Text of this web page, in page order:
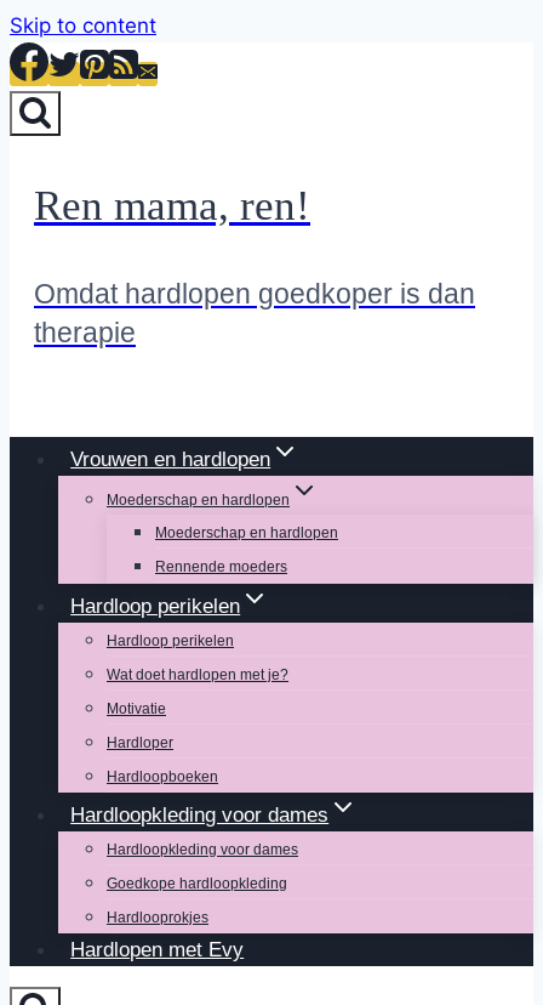
Skip to content
Ren mama, ren!
Omdat hardlopen goedkoper is dan
therapie
Vrouwen en hardlopen
Moederschap en hardlopen
Moederschap en hardlopen
Rennende moeders
Hardloop perikelen
Hardloop perikelen
Wat doet hardlopen met je?
Motivatie
Hardloper
Hardloopboeken
Hardloopkleding voor dames
Hardloopkleding voor dames
Goedkope hardloopkleding
Hardlooprokjes
Hardlopen met Evy